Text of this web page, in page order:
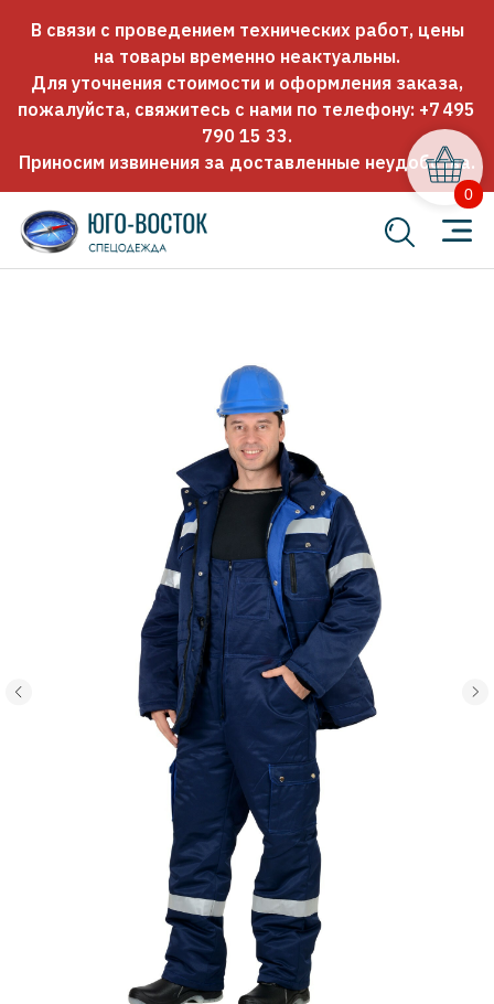
В связи с проведением технических работ, цены
на товары временно неактуальны.
Для уточнения стоимости и оформления заказа,
пожалуйста, свяжитесь с нами по телефону: +7 495
790 15 33.
Приносим извинения за доставленные неудобства.
0